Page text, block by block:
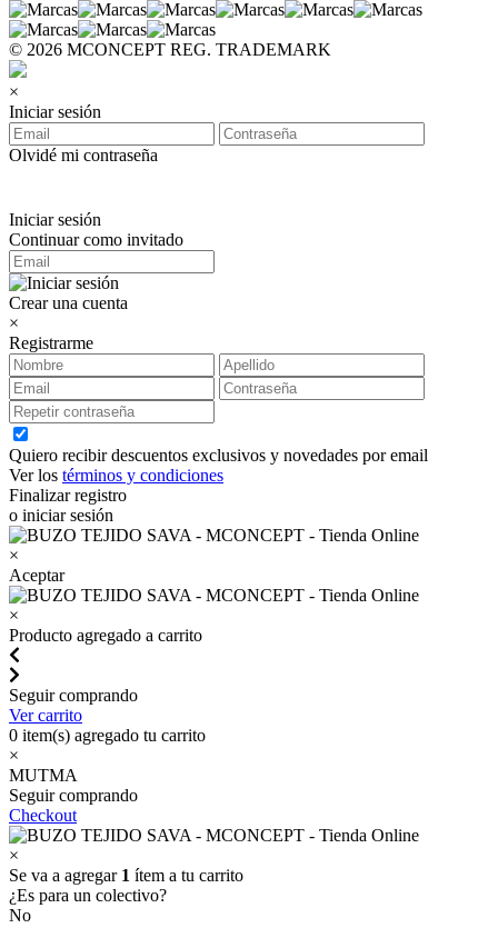
© 2026 MCONCEPT REG. TRADEMARK
×
Iniciar sesión
Olvidé mi contraseña
Iniciar sesión
Continuar como invitado
Crear una cuenta
×
Registrarme
Quiero recibir descuentos exclusivos y novedades por email
Ver los términos y condiciones
Finalizar registro
o iniciar sesión
×
Aceptar
×
Producto agregado a carrito
Seguir comprando
Ver carrito
0 item(s) agregado tu carrito
×
MUTMA
Seguir comprando
Checkout
×
Se va a agregar 1 ítem a tu carrito
¿Es para un colectivo?
No